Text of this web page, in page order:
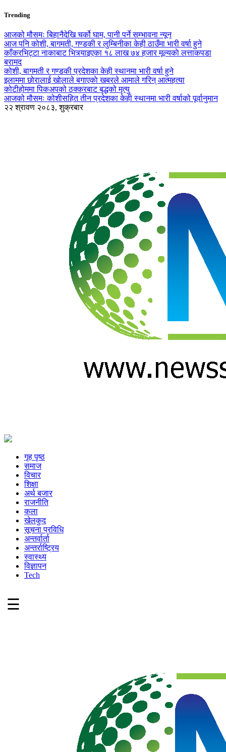
Trending
आजको मौसमः बिहानैदेखि चर्को घाम, पानी पर्ने सम्भावना न्यून
आज पनि कोशी, बागमती, गण्डकी र लुम्बिनीका केही ठाउँमा भारी वर्षा हुने
काँकरभिट्टा नाकाबाट भित्र्याइएका १८ लाख ७४ हजार मूल्यकाे लत्ताकपडा
बरामद
कोशी, बागमती र गण्डकी प्रदेशका केही स्थानमा भारी वर्षा हुने
इलाममा छोरालाई खोलाले बगाएकाे खबरले आमाले गरिन् आत्महत्या
कोटीहोममा पिकअपको ठक्करबाट बृद्धको मृत्यु
आजको मौसमः कोशीसहित तीन प्रदेशका केही स्थानमा भारी वर्षाको पूर्वानुमान
२२ श्रावण २०८३, शुक्रबार
गृह पृष्ठ
समाज
विचार
शिक्षा
अर्थ बजार
राजनीति
कला
खेलकुद
सूचना प्रविधि
अन्तर्वार्ता
अन्तर्राष्ट्रिय
स्वास्थ्य
विज्ञापन
Tech
☰